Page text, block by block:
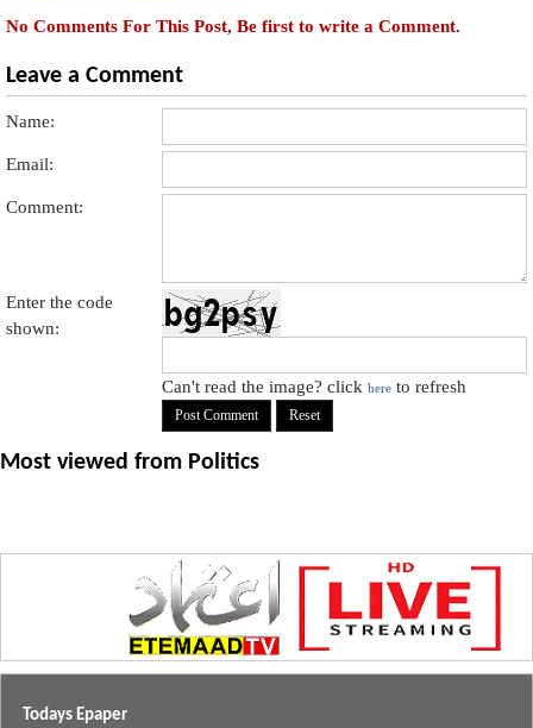
No Comments For This Post, Be first to write a Comment.
Leave a Comment
Name:
Email:
Comment:
Enter the code
shown:
Can't read the image? clickhere to refresh
Most viewed from Politics
Todays Epaper